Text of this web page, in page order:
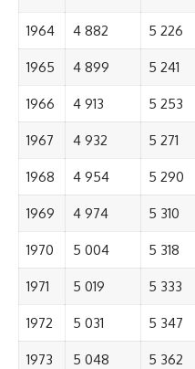
1964 4 882 5 226
1965 4 899 5 241
1966 4 913 5 253
1967 4 932 5 271
1968 4 954 5 290
1969 4 974 5 310
1970 5 004 5 318
1971 5 019 5 333
1972 5 031 5 347
1973 5 048 5 362